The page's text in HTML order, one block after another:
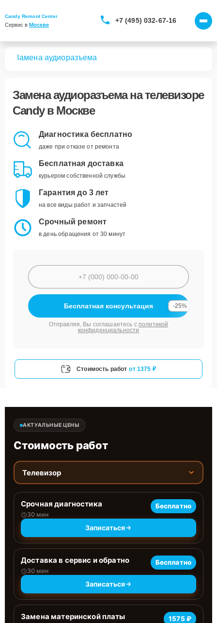
Candy Remont Center
Сервис в Москве
+7 (495) 032-67-16
Замена аудиоразъема
Замена аудиоразъемана телевизоре
Candy в Москве
Диагностика бесплатно
даже при отказе от ремонта
Бесплатная доставка
курьером собственной службы
Гарантия до 3 лет
на все виды работ и запчастей
Срочный ремонт
в день обращения от 30 минут
Бесплатная консультация -25%
Отправляя, Вы соглашаетесь с политикой
конфиденциальности
Стоимость работ от 1375 ₽
АКТУАЛЬНЫЕ ЦЕНЫ
Стоимость работ
Телевизор
Срочная диагностика
30 мин
Бесплатно
Записаться
Доставка в сервис и обратно
30 мин
Бесплатно
Записаться
Замена материнской платы 1575 ₽